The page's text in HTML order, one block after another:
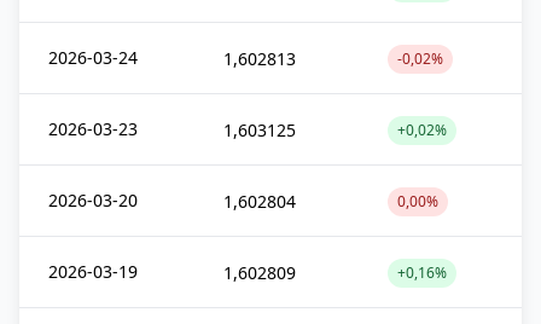
2026-03-24 1,602813 -0,02%
2026-03-23 1,603125 +0,02%
2026-03-20 1,602804 0,00%
2026-03-19 1,602809 +0,16%